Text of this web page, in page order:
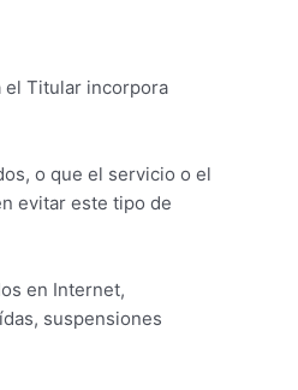
el Titular incorpora
o que el servicio o el
evitar este tipo de
en Internet,
suspensiones